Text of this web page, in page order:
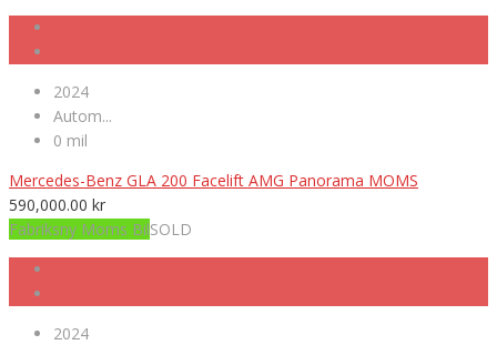
2024
Autom...
0 mil
Mercedes-Benz GLA 200 Facelift AMG Panorama MOMS
590,000.00 kr
Fabriksny Moms BilSOLD
2024